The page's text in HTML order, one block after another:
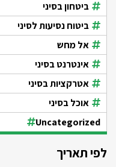
ביטחון בסיני
ביטוח נסיעות לסיני
אל מחש
אינטרנט בסיני
אטרקציות בסיני
אוכל בסיני
Uncategorized
לפי תאריך